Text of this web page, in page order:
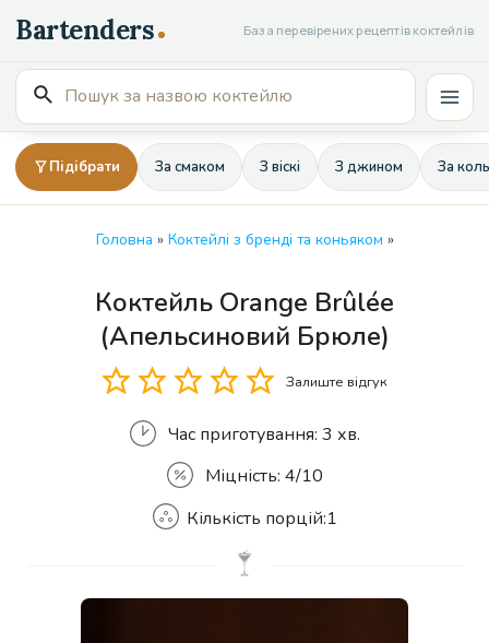
до
вмісту
База перевірених рецептів коктейлів
Пошук
для:
Підібрати За смаком З віскі З джином За
Головна » Коктейлі з бренді та коньяком »
Коктейль Orange Brûlée
(Апельсиновий Брюле)
Залиште відгук
Час приготування: 3 хв.
Міцність: 4/10
Кількість
Кількість порцій:1